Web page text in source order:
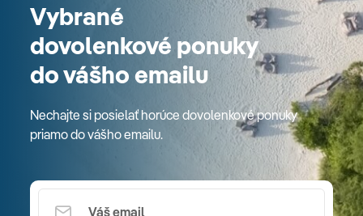
Vybrané
dovolenkové ponuky
do vášho emailu
Nechajte si posielať horúce dovolenkové ponuky
priamo do vášho emailu.